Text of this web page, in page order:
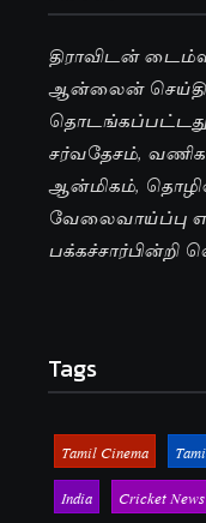
திராவிடன்
ஆன்லைன்
தொடங்கப்பட்டது.
சர்வதேசம்,
ஆன்மிகம்,
வேலைவாய்ப்பு
பக்கச்சார்பின்றி
Tags
Tamil Cinema
India
Cricket News